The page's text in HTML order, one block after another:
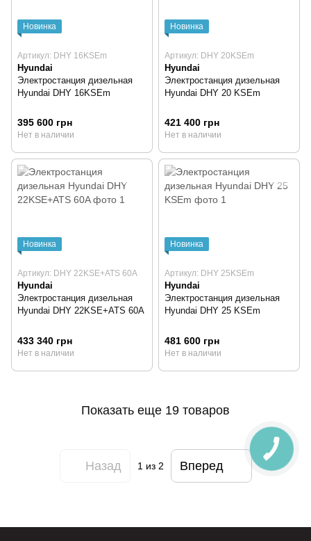
Новинка
Артикул: DHY 16KSEm
Hyundai
Электростанция дизельная
Hyundai DHY 16KSEm
395 600 грн
Нет в наличии
Новинка
Артикул: DHY 20KSEm
Hyundai
Электростанция дизельная
Hyundai DHY 20 KSEm
421 400 грн
Нет в наличии
Новинка
Артикул: DHY 22KSE+ATS 60A
Hyundai
Электростанция дизельная
Hyundai DHY 22KSE+ATS 60A
433 340 грн
Нет в наличии
Новинка
Артикул: DHY 25KSEm
Hyundai
Электростанция дизельная
Hyundai DHY 25 KSEm
481 600 грн
Нет в наличии
Показать еще 19 товаров
Назад 1 из 2 Вперед